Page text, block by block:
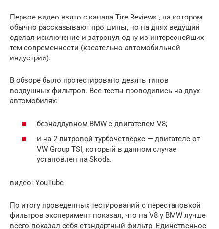
Первое видео взято с канала Tire Reviews , на котором
обычно рассказывают про шины, но на днях ведущий
сделал исключение и затронул одну из интереснейших
тем современности (касательно автомобильной
индустрии).
В обзоре было протестировано девять типов
воздушных фильтров. Все тесты проводились на двух
автомобилях:
безнаддувном BMW с двигателем V8;
и на 2-литровой турбочетверке — двигателе от
VW Group TSI, который в данном случае
установлен на Skoda.
видео: YouTube
По итогу проведенных тестирований с перестановкой
фильтров эксперимент показал, что на V8 у BMW лучше
всего показал себя стандартный фильтр. Единственное